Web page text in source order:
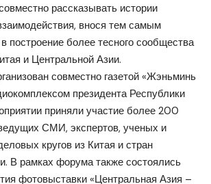
рассказывать истории
внося тем самым
построение более тесного сообщества
и Центральной Азии.
совместно газетой «Жэньминь
президента Республики
приняли участие более 200
СМИ, экспертов, ученых и
кругов из Китая и стран
В рамках форума также состоялись
фотовыставки «Центральная Азия –